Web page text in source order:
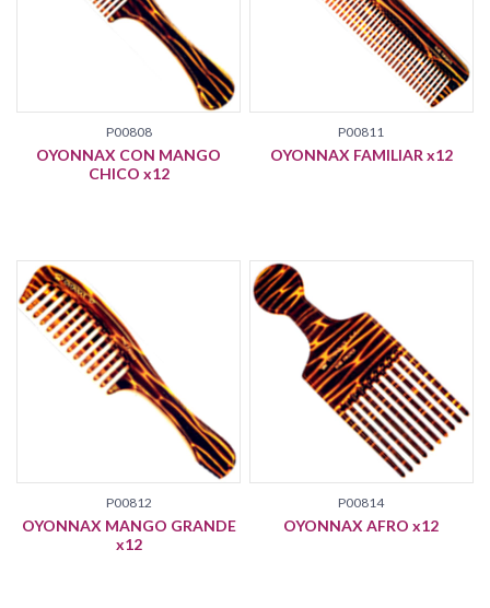
P00808
OYONNAX CON MANGO
CHICO x12
P00811
OYONNAX FAMILIAR x12
P00812
OYONNAX MANGO GRANDE
x12
P00814
OYONNAX AFRO x12